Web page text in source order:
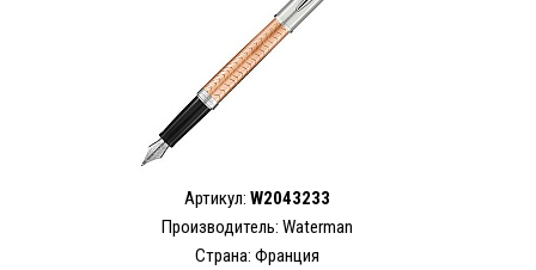
Артикул: W2043233
Производитель: Waterman
Страна: Франция